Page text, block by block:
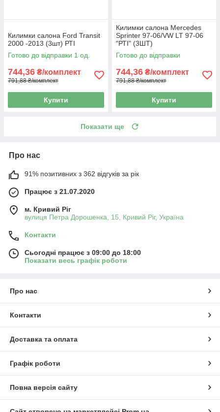
Килимки салона Ford Transit
2000 -2013 (3шт) РТІ
Готово до відправки 1 од.
744,36 ₴/комплект
791,88 ₴/комплект
Купити
Килимки салона Mercedes
Sprinter 97-06/VW LT 97-06
"РТІ" (3ШТ)
Готово до відправки
744,36 ₴/комплект
791,88 ₴/комплект
Купити
Показати ще
Про нас
91% позитивних з 362 відгуків за рік
Працює з 21.07.2020
м. Кривий Ріг
вулиця Петра Дорошенка, 15, Кривий Ріг, Україна
Контакти
Сьогодні працює з 09:00 до 18:00
Показати весь графік роботи
Про нас
Контакти
Доставка та оплата
Графік роботи
Повна версія сайту